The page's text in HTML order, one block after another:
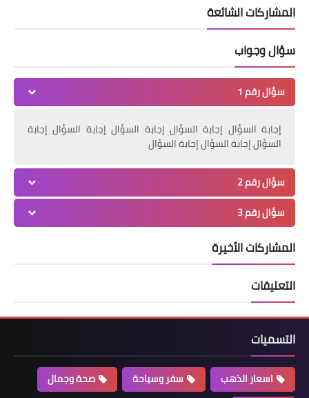
المشاركات الشائعة
سؤال وجواب
سؤال رقم 1
إجابة السؤال إجابة السؤال إجابة السؤال إجابة السؤال إجابة
السؤال إجابة السؤال إجابة السؤال
سؤال رقم 2
سؤال رقم 3
المشاركات الأخيرة
التعليقات
التسميات
اسعار الذهب سفر وسياحة
صحة وجمال